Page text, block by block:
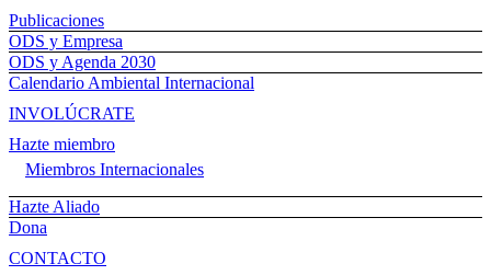
Publicaciones
ODS y Empresa
ODS y Agenda 2030
Calendario Ambiental Internacional
INVOLÚCRATE
Hazte miembro
Miembros Internacionales
Hazte Aliado
Dona
CONTACTO